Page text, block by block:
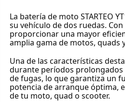
La batería de moto STARTEO
su vehículo de dos ruedas.
proporcionar una mayor
amplia gama de motos, quads
Una de las características
durante períodos prolongados
de fugas, lo que garantiza un
potencia de arranque óptima,
de tu moto, quad o scooter.